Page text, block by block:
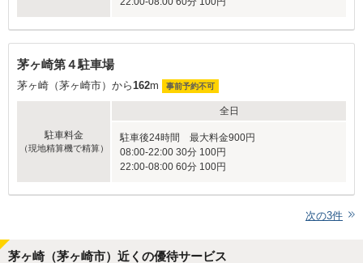
茅ヶ崎第４駐車場
茅ヶ崎（茅ヶ崎市）から162m 事前予約不可
駐車料金
（現地精算機で精算）
全日
駐車後24時間 最大料金900円
08:00-22:00 30分 100円
22:00-08:00 60分 100円
次の3件
茅ヶ崎（茅ヶ崎市）近くの優待サービス